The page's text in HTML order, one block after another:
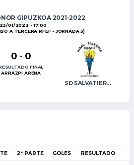
GIPUZKOA 2021-2022
23/01/2022 - 17:00
A TERCERA RFEF - JORNADA 5)
SD SALVATIERRA
0 - 0
FINAL
ARRAZPI ARENA
2ª PARTE GOLES RESULTADO